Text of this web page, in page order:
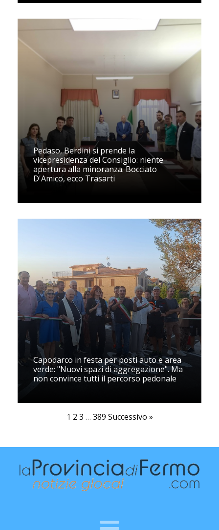
Pedaso, Berdini si prende la
vicepresidenza del Consiglio: niente
apertura alla minoranza. Bocciato
D'Amico, ecco Trasarti
Capodarco in festa per posti auto e area
verde: "Nuovi spazi di aggregazione". Ma
non convince tutti il percorso pedonale
1 2 3 … 389 Successivo »